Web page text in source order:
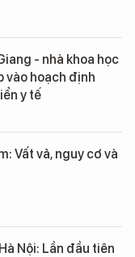
- nhà khoa học
vào hoạch định
y tế
Vất vả, nguy cơ và
Nội: Lần đầu tiên